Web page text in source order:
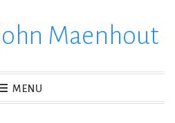
Maenhout
MENU